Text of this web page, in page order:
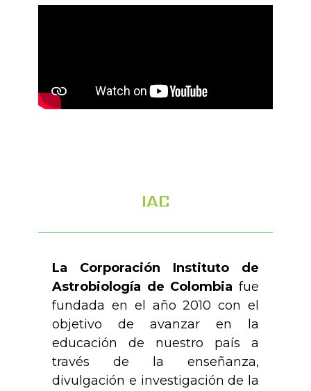
IAC
La Corporación Instituto de
Astrobiología de Colombia fue
fundada en el año 2010 con el
objetivo de avanzar en la
educación de nuestro país a
través de la enseñanza,
divulgación e investigación de la